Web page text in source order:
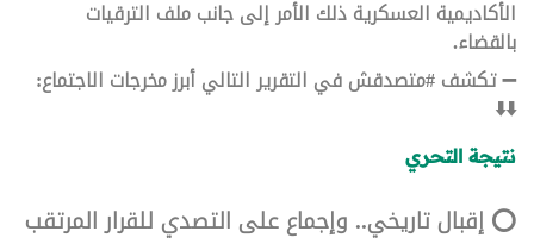
الأكاديمية العسكرية ذلك الأمر إلى جانب ملف الترقيات
بالقضاء.
➖ تكشف #متصدقش في التقرير التالي أبرز مخرجات الاجتماع:
⬇️⬇️
نتيجة التحري
⭕ إقبال تاريخي.. وإجماع على التصدي للقرار المرتقب